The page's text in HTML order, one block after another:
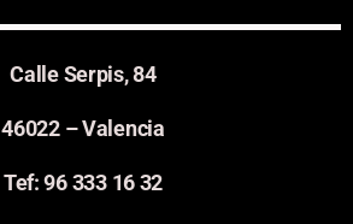
Calle Serpis, 84
46022 – Valencia
Tef: 96 333 16 32